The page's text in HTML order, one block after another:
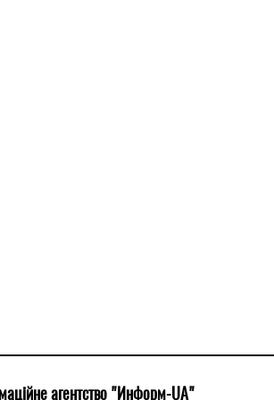
агентство "Информ-UA"